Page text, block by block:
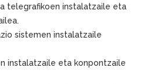
telegrafikoen instalatzaile eta
sistemen instalatzaile
instalatzaile eta konpontzaile